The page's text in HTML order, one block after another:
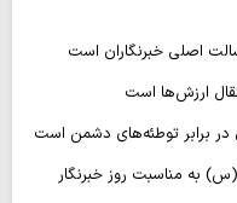
اصلی خبرنگاران است
ارزش‌ها است
در برابر توطئه‌های دشمن است
به مناسبت روز خبرنگار